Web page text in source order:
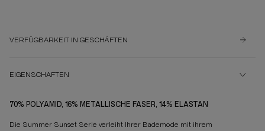
VERFÜGBARKEIT IN GESCHÄFTEN
EIGENSCHAFTEN
70% POLYAMID, 16% METALLISCHE FASER, 14% ELASTAN
Die Summer Sunset Serie verleiht Ihrer Bademode mit ihrem